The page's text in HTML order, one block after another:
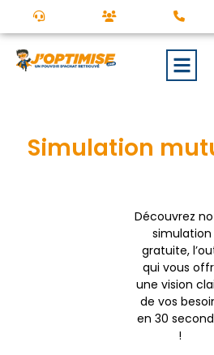
Simulation
Découvrez
simulation
gratuite,
qui vous
une vision
de vos
en 30
!